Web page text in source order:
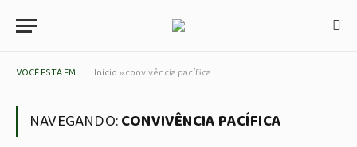
VOCÊ ESTÁ EM: Início »convivência pacífica
NAVEGANDO:CONVIVÊNCIA PACÍFICA